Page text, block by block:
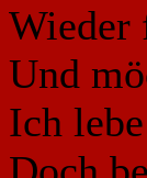
Wieder
Und
Ich